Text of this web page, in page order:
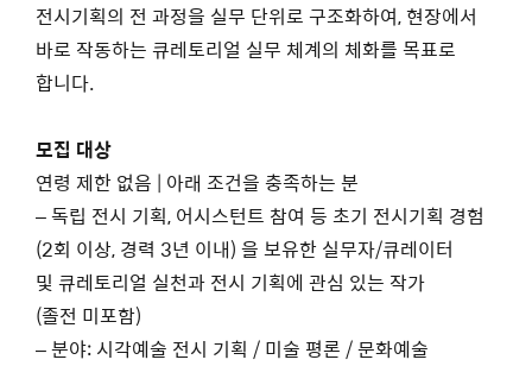
전시기획의 전 과정을 실무 단위로 구조화하여, 현장에서
바로 작동하는 큐레토리얼 실무 체계의 체화를 목표로
합니다.
모집 대상
연령 제한 없음 | 아래 조건을 충족하는 분
– 독립 전시 기획, 어시스턴트 참여 등 초기 전시기획 경험
(2회 이상, 경력 3년 이내) 을 보유한 실무자/큐레이터
및 큐레토리얼 실천과 전시 기획에 관심 있는 작가
(졸전 미포함)
– 분야: 시각예술 전시 기획 / 미술 평론 / 문화예술